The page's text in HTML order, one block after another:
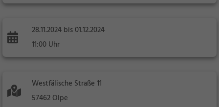
28.11.2024 bis 01.12.2024
11:00 Uhr
Westfälische Straße 11
57462 Olpe